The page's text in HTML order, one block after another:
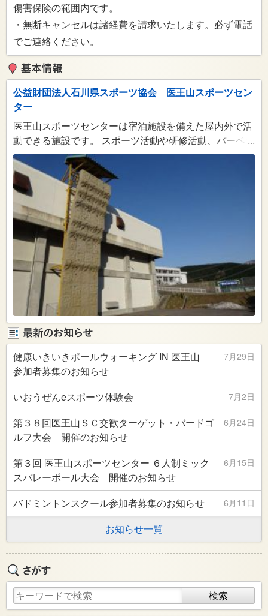
傷害保険の範囲内です。
・無断キャンセルは諸経費を請求いたします。必ず電話
でご連絡ください。
公益財団法人石川県スポーツ協会 医王山スポーツセン
ター
医王山スポーツセンターは宿泊施設を備えた屋内外で活
動できる施設です。 スポーツ活動や研修活動、バーベキ
ューなどを自然の中で楽しめます。 個人から団体まで、
家族や友人とのレクリエーションなど、お気軽にご利用
ください。
...
7月29日
健康いきいきポールウォーキング IN 医王山
参加者募集のお知らせ
7月2日
いおうぜんeスポーツ体験会
6月24日
第３８回医王山ＳＣ交歓ターゲット・バードゴ
ルフ大会 開催のお知らせ
6月15日
第３回 医王山スポーツセンター ６人制ミック
スバレーボール大会 開催のお知らせ
6月11日
バドミントンスクール参加者募集のお知らせ
お知らせ一覧